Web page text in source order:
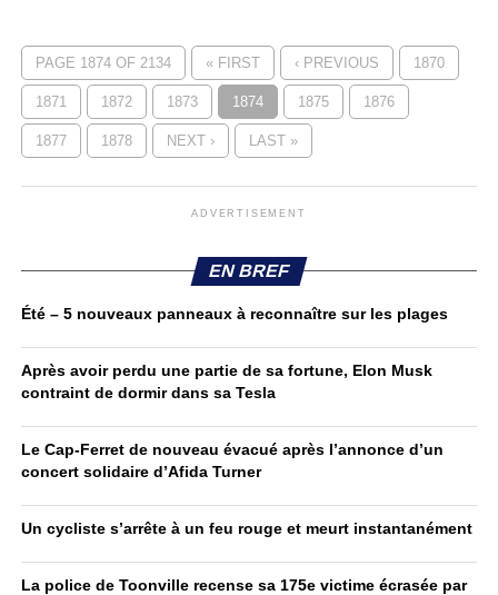
PAGE 1874 OF 2134 « FIRST ‹ PREVIOUS 1870
1871 1872 1873 1874 1875 1876
1877 1878 NEXT › LAST »
ADVERTISEMENT
EN BREF
Été – 5 nouveaux panneaux à reconnaître sur les plages
Après avoir perdu une partie de sa fortune, Elon Musk
contraint de dormir dans sa Tesla
Le Cap-Ferret de nouveau évacué après l’annonce d’un
concert solidaire d’Afida Turner
Un cycliste s’arrête à un feu rouge et meurt instantanément
La police de Toonville recense sa 175e victime écrasée par